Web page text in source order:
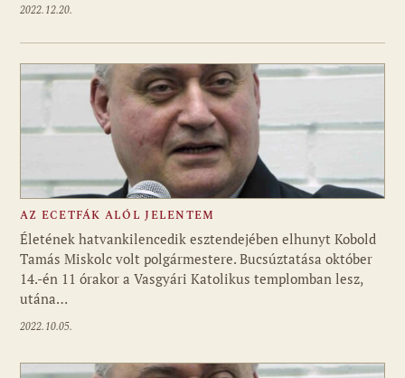
2022.12.20.
AZ ECETFÁK ALÓL JELENTEM
Életének hatvankilencedik esztendejében elhunyt Kobold
Tamás Miskolc volt polgármestere. Bucsúztatása október
14.-én 11 órakor a Vasgyári Katolikus templomban lesz,
utána…
2022.10.05.